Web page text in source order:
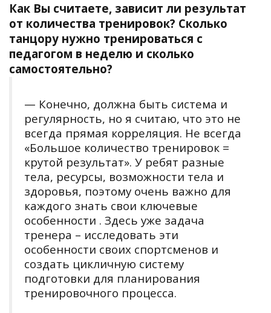
Как Вы считаете, зависит ли результат
от количества тренировок? Сколько
танцору нужно тренироваться с
педагогом в неделю и сколько
самостоятельно?
— Конечно, должна быть система и
регулярность, но я считаю, что это не
всегда прямая корреляция. Не всегда
«Большое количество тренировок =
крутой результат». У ребят разные
тела, ресурсы, возможности тела и
здоровья, поэтому очень важно для
каждого знать свои ключевые
особенности . Здесь уже задача
тренера – исследовать эти
особенности своих спортсменов и
создать цикличную систему
подготовки для планирования
тренировочного процесса.